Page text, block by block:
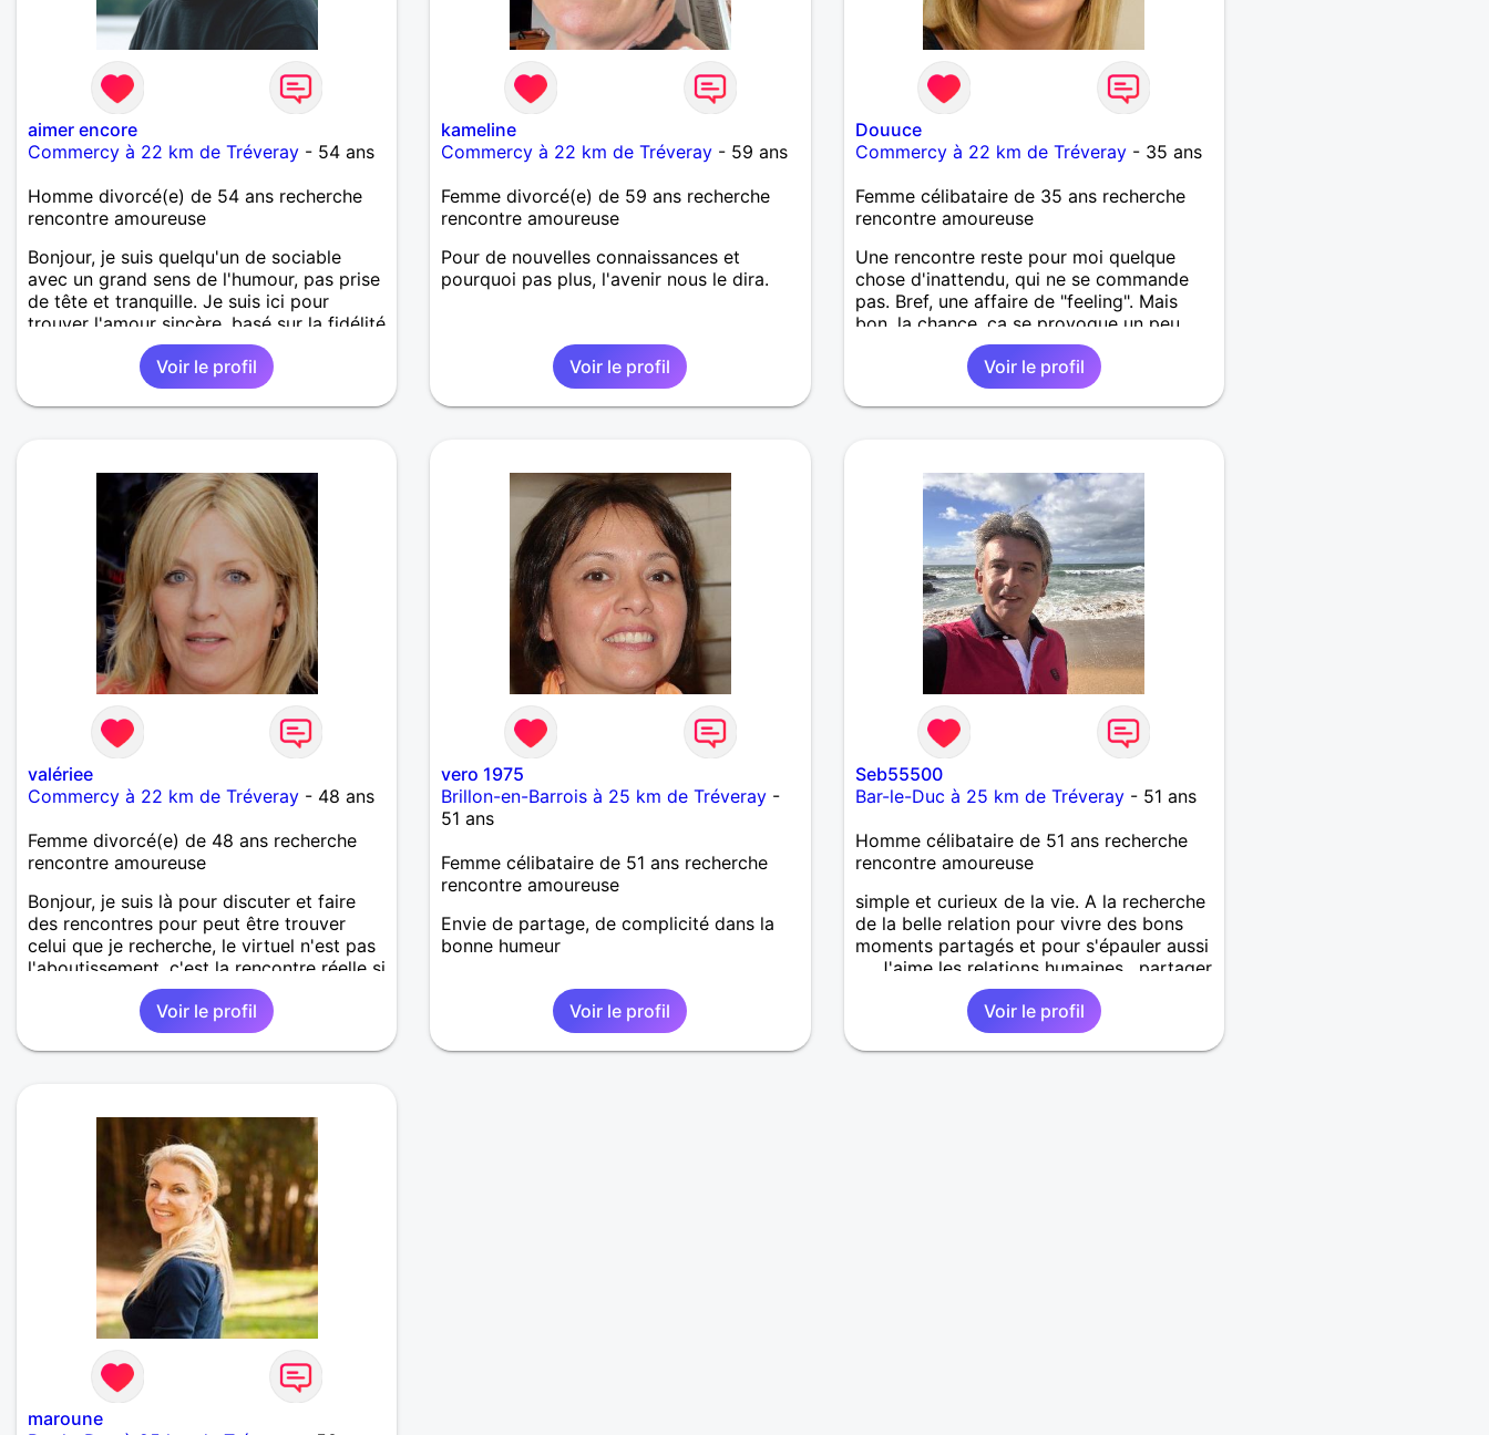
aimer encore
Commercy à 22 km de Tréveray - 54 ans
Homme divorcé(e) de 54 ans recherche
rencontre amoureuse
Bonjour, je suis quelqu'un de sociable
avec un grand sens de l'humour, pas prise
de tête et tranquille. Je suis ici pour
trouver l'amour sincère, basé sur la fidélité
et le sérieux. Découvrons-nous et après
Voir le profil
kameline
Commercy à 22 km de Tréveray - 59 ans
Femme divorcé(e) de 59 ans recherche
rencontre amoureuse
Pour de nouvelles connaissances et
pourquoi pas plus, l'avenir nous le dira.
Voir le profil
Douuce
Commercy à 22 km de Tréveray- 35 ans
Femme célibataire de 35 ans recherche
rencontre amoureuse
Une rencontre reste pour moi quelque
chose d'inattendu, qui ne se commande
pas. Bref, une affaire de "feeling". Mais
bon, la chance, ça se provoque un peu,
Voir le profil
valériee
Commercy à 22 km de Tréveray - 48 ans
Femme divorcé(e) de 48 ans recherche
rencontre amoureuse
Bonjour, je suis là pour discuter et faire
des rencontres pour peut être trouver
celui que je recherche, le virtuel n'est pas
l'aboutissement, c'est la rencontre réelle si
attirance mutuelle. Une photo est
indispensable pour que je vois à quoi vous
ressemblez. Je vous dit à bientôt.
Voir le profil
vero 1975
Brillon-en-Barrois à 25 km de Tréveray -
51 ans
Femme célibataire de 51 ans recherche
rencontre amoureuse
Envie de partage, de complicité dans la
bonne humeur
Voir le profil
Seb55500
Bar-le-Duc à 25 km de Tréveray- 51 ans
Homme célibataire de 51 ans recherche
rencontre amoureuse
simple et curieux de la vie. A la recherche
de la belle relation pour vivre des bons
moments partagés et pour s'épauler aussi
.... J'aime les relations humaines , partager
des beaux éclats de rire, admirer la
beauté des choses, découvrir, lire, la
musique comme bande son de la vie...
alors pourquoi pas ....
Voir le profil
maroune